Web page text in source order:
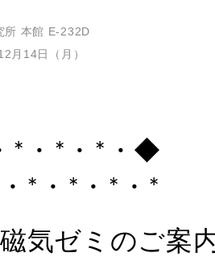
所 本館 E-232D
月14日（月）
・*・*・*
*・*・*・*
気ゼミのご案